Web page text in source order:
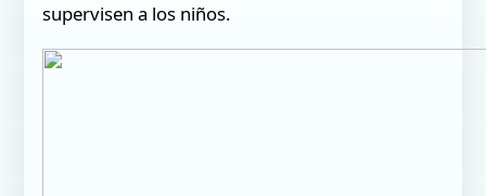
supervisen a los niños.